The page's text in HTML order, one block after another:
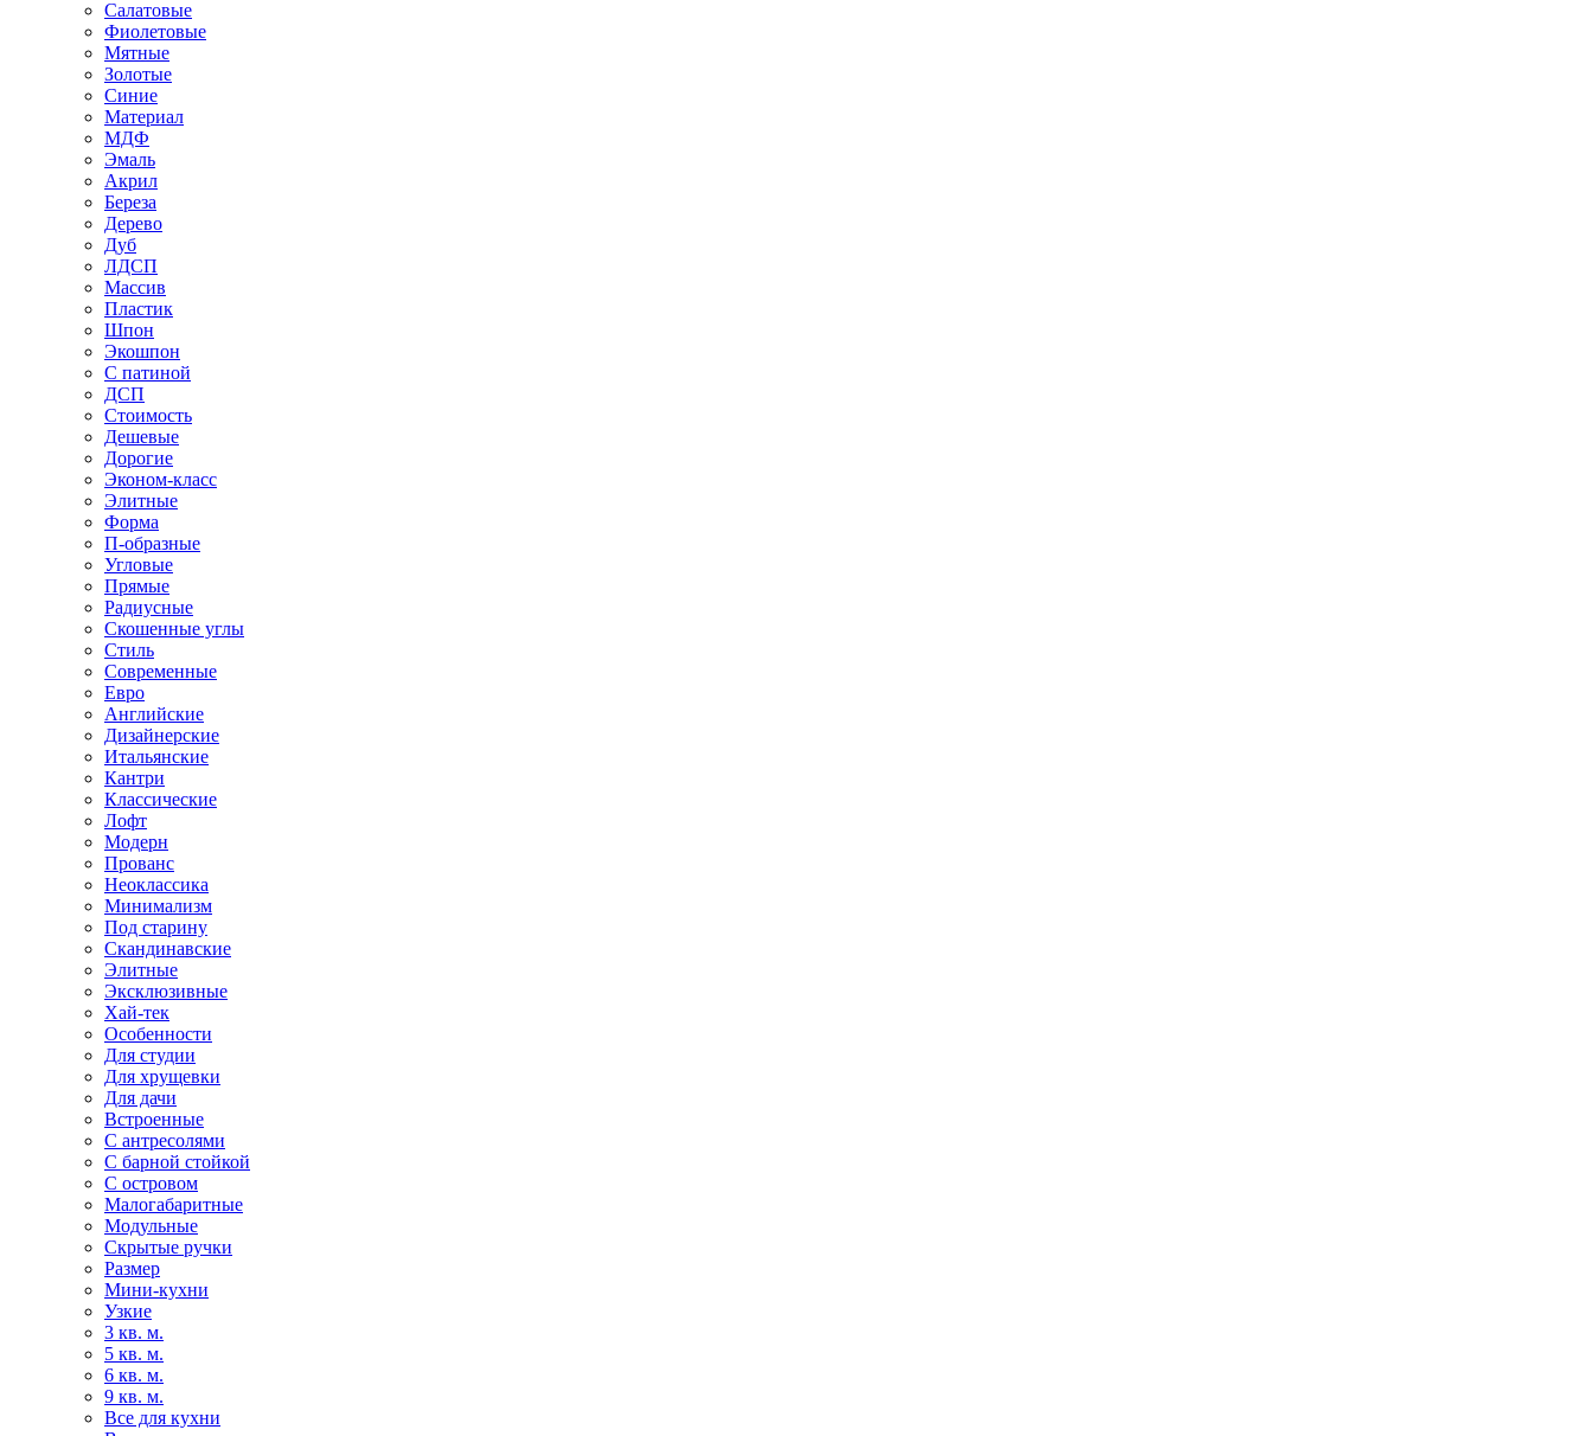
Салатовые
Фиолетовые
Мятные
Золотые
Синие
Материал
МДФ
Эмаль
Акрил
Береза
Дерево
Дуб
ЛДСП
Массив
Пластик
Шпон
Экошпон
С патиной
ДСП
Стоимость
Дешевые
Дорогие
Эконом-класс
Элитные
Форма
П-образные
Угловые
Прямые
Радиусные
Скошенные углы
Стиль
Современные
Евро
Английские
Дизайнерские
Итальянские
Кантри
Классические
Лофт
Модерн
Прованс
Неоклассика
Минимализм
Под старину
Скандинавские
Элитные
Эксклюзивные
Хай-тек
Особенности
Для студии
Для хрущевки
Для дачи
Встроенные
С антресолями
С барной стойкой
С островом
Малогабаритные
Модульные
Скрытые ручки
Размер
Мини-кухни
Узкие
3 кв. м.
5 кв. м.
6 кв. м.
9 кв. м.
Все для кухни